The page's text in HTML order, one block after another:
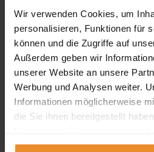
Wir verwenden Cookies, um
personalisieren, Funktionen für
können und die Zugriffe auf
Außerdem geben wir
unserer Website an unsere
Werbung und Analysen weiter.
Informationen möglicherweise
die Sie ihnen bereitgestellt
Erdtank stilllegen NRW
Erdtank stilllegen Hamburg
Erdtank stilllegen Berlin
Erdtank stilllegen Bremen
Erdtank stilllegen Hessen
Erdtank stilllegen Niedersachsen
Tankreinigung vor Ort